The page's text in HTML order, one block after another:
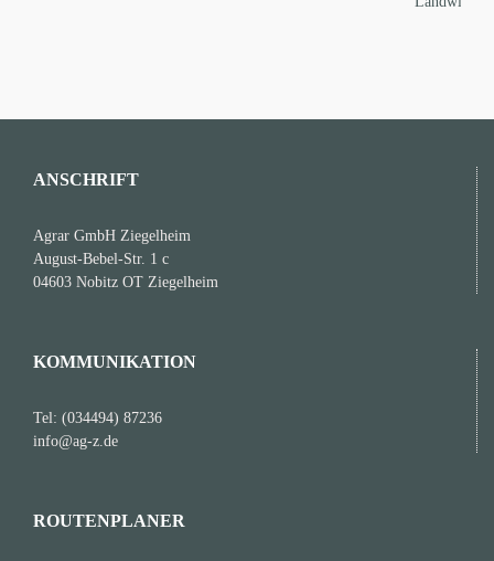
ANSCHRIFT
Agrar GmbH Ziegelheim
August-Bebel-Str. 1 c
04603 Nobitz OT Ziegelheim
KOMMUNIKATION
Tel: (034494) 87236
info@ag-z.de
ROUTENPLANER